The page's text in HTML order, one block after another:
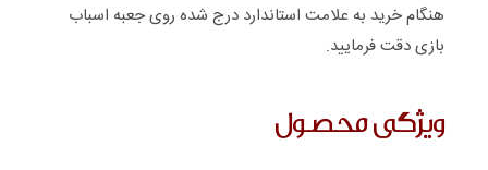
هنگام خرید به علامت استاندارد درج شده روی جعبه اسباب
بازی دقت فرمایید.
ویژگی محصول